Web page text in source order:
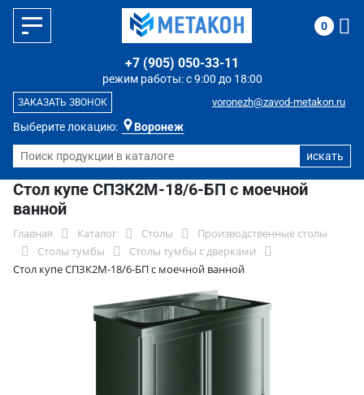
Выберите локацию: Воронеж
режим работы: с 9:00 до 18:00
+7 (905) 050-33-11
voronezh@zavod-metakon.ru
ЗАКАЗАТЬ ЗВОНОК
0
Стол купе СПЗК2М-18/6-БП с моечной
ванной
Главная Каталог Столы
Производственные столы
Столы тумбы
Столы тумбы с дверками
Стол купе СПЗК2М-18/6-БП с моечной ванной